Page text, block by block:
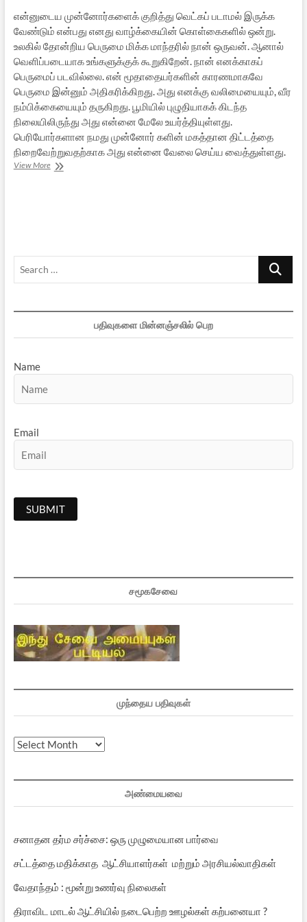
என்னுடைய முன்னோர்களைக் குறித்து வெட்கப் படாமல் இருக்க
வேண்டும் என்பது எனது வாழ்க்கையின் கொள்கைகளில் ஒன்று.
உலகில் தோன்றிய பெருமை மிக்க மாந்தரில் நான் ஒருவன். ஆனால்
வெளிப்படையாக உங்களுக்குக் கூறுகிறேன். நான் எனக்காகப்
பெருமைப் படவில்லை. என் மூதாதையர்களின் காரணமாகவே
பெருமை இன்னும் அதிகரிக்கிறது. அது எனக்கு வலிமையையும், வீர
நம்பிக்கையையும் தருகிறது. பூமியில் புழுதியாகக் கிடந்த
நிலையிலிருந்து அது என்னை மேலே உயர்த்தியுள்ளது.
பெரியோர்களான நமது முன்னோர் களின் மகத்தான திட்டத்தை
நிறைவேற்றுவதற்காக அது என்னை வேலை செய்ய வைத்துள்ளது.
View Moreஎழுமின்
Search
பதிவுகளை மின்னஞ்சலில் பெற
Name
Email
சமூகசேவை
முந்தைய பதிவுகள்
முந்தைய
அண்மையவை
சனாதன தர்ம சர்ச்சை: ஒரு முழுமையான பார்வை
சட்டத்தை மதிக்காத ஆட்சியாளர்கள் மற்றும் அரசியல்வாதிகள்
வேதாந்தம் : மூன்று உணர்வு நிலைகள்
திராவிட மாடல் ஆட்சியில் நடைபெற்ற ஊழல்கள் கற்பனையா ?